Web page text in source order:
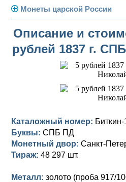
Монеты 1991-1993 гг.
Погодовка СССР
Монеты 1958 года
Золотые червонцы
Памятные и юбилейные
Монеты царской России
Николай II (1894-1917)
Золото
Для Финляндии
Памятные и донативные
Александр III (1881-1894)
Для Финляндии
Памятные и донативные
Александр II (1855-1881)
Медь
Для Финляндии
Памятные и донативные
Николай I (1825-1855)
Серебро
Медь
Для Грузии
Золото
Серебро
Медь
Павел I (1796-1801)
Золото
Серебро
Екатерина II (1762-1796)
Золото
Петр III (1762)
Описание и
рублей 1837 г.
Каталожный номер:
Буквы: СПБ ПД
Монетный двор: Санкт-
Тираж: 48 297 шт.
Металл: золото (проба 917/